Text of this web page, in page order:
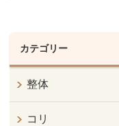
カテゴリー
整体
コリ